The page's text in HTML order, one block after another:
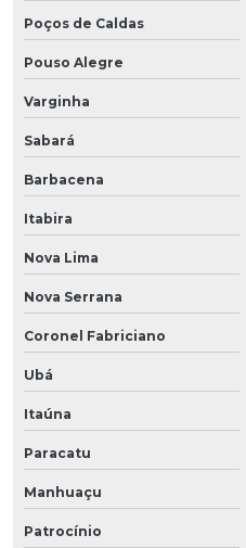
Poços de Caldas
Pouso Alegre
Varginha
Sabará
Barbacena
Itabira
Nova Lima
Nova Serrana
Coronel Fabriciano
Ubá
Itaúna
Paracatu
Manhuaçu
Patrocínio